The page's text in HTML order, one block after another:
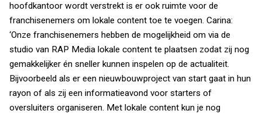
hoofdkantoor wordt verstrekt is er ook ruimte voor de
franchisenemers om lokale content toe te voegen. Carina:
‘Onze franchisenemers hebben de mogelijkheid om via de
studio van RAP Media lokale content te plaatsen zodat zij nog
gemakkelijker én sneller kunnen inspelen op de actualiteit.
Bijvoorbeeld als er een nieuwbouwproject van start gaat in hun
rayon of als zij een informatieavond voor starters of
oversluiters organiseren. Met lokale content kun je nog